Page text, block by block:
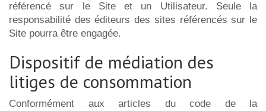
référencé sur le Site et un Utilisateur. Seule la
responsabilité des éditeurs des sites référencés sur le
Site pourra être engagée.
Dispositif de médiation des
litiges de consommation
Conformément aux articles du code de la